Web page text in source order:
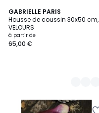
GABRIELLE PARIS
Housse de coussin 30x50 cm,
VELOURS
à partir de
65,00 €
2
Couleurs